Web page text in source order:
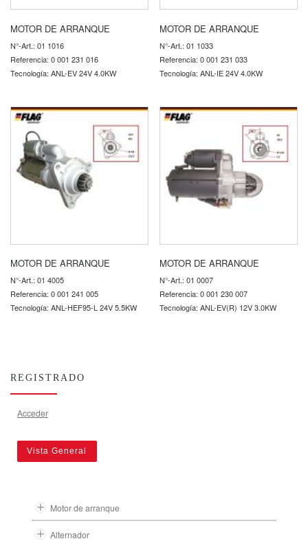
MOTOR DE ARRANQUE
N°-Art.: 01 1016
Referencia: 0 001 231 016
Tecnología: ANL-EV 24V 4.0KW
MOTOR DE ARRANQUE
N°-Art.: 01 1033
Referencia: 0 001 231 033
Tecnología: ANL-IE 24V 4.0KW
MOTOR DE ARRANQUE
N°-Art.: 01 4005
Referencia: 0 001 241 005
Tecnología: ANL-HEF95-L 24V 5.5KW
MOTOR DE ARRANQUE
N°-Art.: 01 0007
Referencia: 0 001 230 007
Tecnología: ANL-EV(R) 12V 3.0KW
REGISTRADO
Acceder
Vista General
Motor de arranque
Alternador